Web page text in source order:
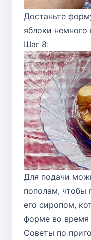
Достаньте
яблоки
Шаг 8:
Для подачи
пополам, чтобы
его сиропом,
форме во время
Советы по